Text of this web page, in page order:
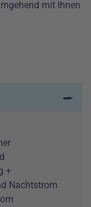
mit Ihnen
+
Nachtstrom